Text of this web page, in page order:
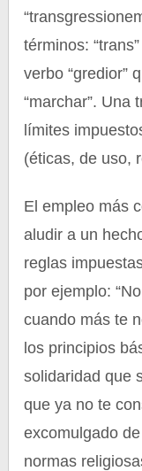
términos:
verbo “gredior”
“marchar”. Una
límites
(éticas, de uso,
El empleo más
aludir a un
reglas
por ejemplo:
cuando más te
los principios
solidaridad que
que ya no te
excomulgado
normas